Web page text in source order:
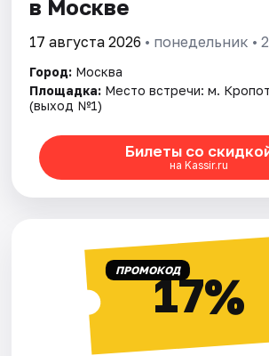
Артисты
Рейтинги
в Москве
17 августа 2026 • понедельник •
Город: Москва
Площадка: Место встречи: м.
(выход №1)
Билеты со
на Kassir.ru
ПРОМОКОД17%